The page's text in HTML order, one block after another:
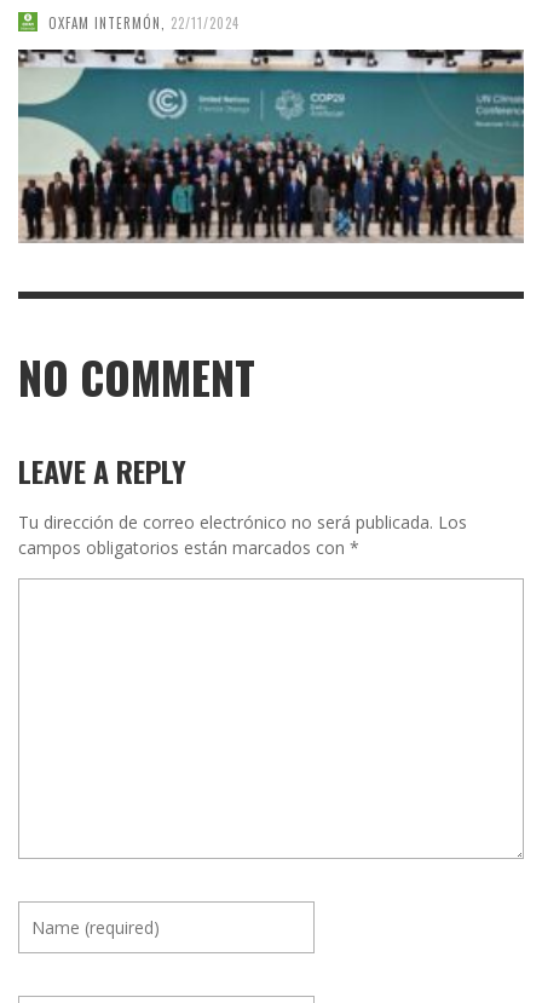
OXFAM INTERMÓN 22/11/2024
NO COMMENT
LEAVE A REPLY
Tu dirección de correo electrónico no será publicada. Los
campos obligatorios están marcados con *